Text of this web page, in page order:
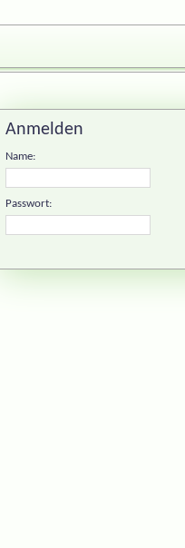
Anmelden
Name:
Passwort: